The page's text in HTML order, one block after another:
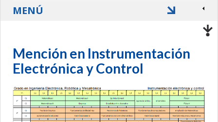
Mención en Instrumentación
Electrónica y Control
MENÚ